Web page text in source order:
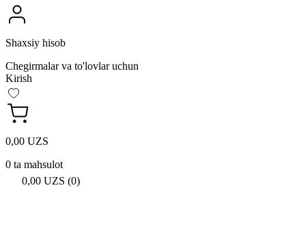
Shaxsiy hisob
Chegirmalar va to'lovlar uchun
Kirish
0,00 UZS
0 ta mahsulot
0,00 UZS (0)